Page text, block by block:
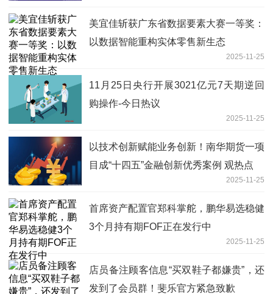
美宜佳斩获广东省数据要素大赛一等奖：
以数据智能重构实体零售新生态
2025-11-25
11月25日央行开展3021亿元7天期逆回
购操作-今日热议
2025-11-25
以技术创新赋能业务创新！南华期货一项
目成“十四五”金融创新优秀案例 观热点
2025-11-25
首席资产配置官郑科掌舵，鹏华易选稳健
3个月持有期FOF正在发行中
2025-11-25
店员备注顾客信息“买双鞋子都嫌贵”，还
发到了会员群！斐乐官方紧急致歉